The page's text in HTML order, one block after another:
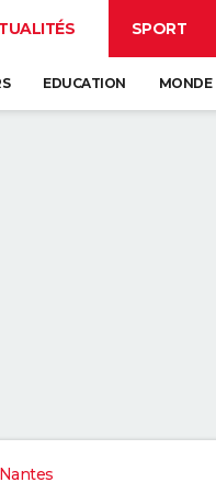
SPORT
EDUCATION MONDE